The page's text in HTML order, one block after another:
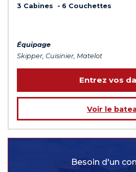
3 Cabines
6 Couchettes
Équipage
Skipper, Cuisinier, Matelot
Entrez vos
Voir le
Besoin d'un